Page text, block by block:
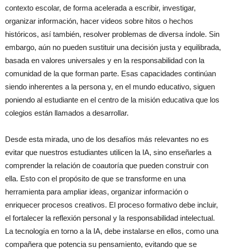
contexto escolar, de forma acelerada a escribir, investigar,
organizar información, hacer videos sobre hitos o hechos
históricos, así también, resolver problemas de diversa índole. Sin
embargo, aún no pueden sustituir una decisión justa y equilibrada,
basada en valores universales y en la responsabilidad con la
comunidad de la que forman parte. Esas capacidades continúan
siendo inherentes a la persona y, en el mundo educativo, siguen
poniendo al estudiante en el centro de la misión educativa que los
colegios están llamados a desarrollar.
Desde esta mirada, uno de los desafíos más relevantes no es
evitar que nuestros estudiantes utilicen la IA, sino enseñarles a
comprender la relación de coautoría que pueden construir con
ella. Esto con el propósito de que se transforme en una
herramienta para ampliar ideas, organizar información o
enriquecer procesos creativos. El proceso formativo debe incluir,
el fortalecer la reflexión personal y la responsabilidad intelectual.
La tecnología en torno a la IA, debe instalarse en ellos, como una
compañera que potencia su pensamiento, evitando que se